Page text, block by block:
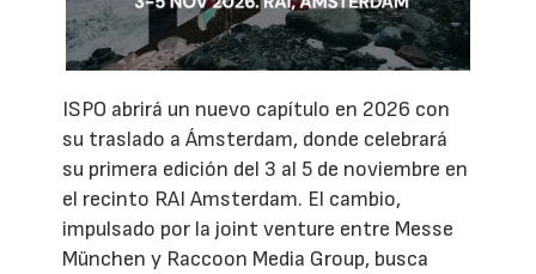
ISPO abrirá un nuevo capítulo en 2026 con
su traslado a Ámsterdam, donde celebrará
su primera edición del 3 al 5 de noviembre en
el recinto RAI Amsterdam. El cambio,
impulsado por la joint venture entre Messe
München y Raccoon Media Group, busca